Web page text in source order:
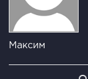
Максим